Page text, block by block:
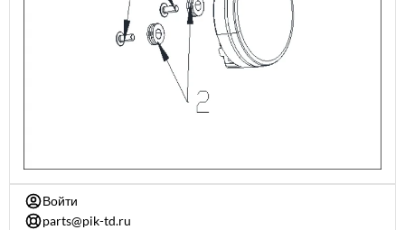
Войти
parts@pik-td.ru